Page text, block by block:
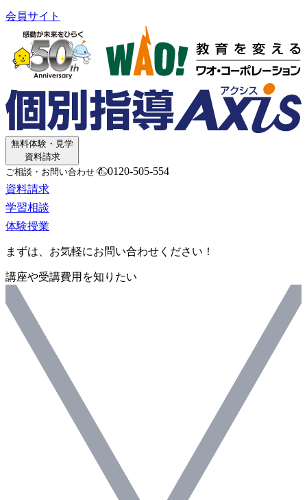
会員サイト
無料体験・見学
資料請求
ご相談・お問い合わせ
0120-505-554
資料請求
学習相談
体験授業
まずは、お気軽にお問い合わせください！
講座や受講費用を知りたい